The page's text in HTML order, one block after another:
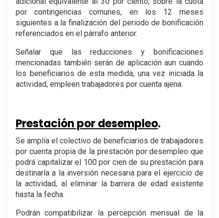
por contingencias comunes, en los 12 meses
siguientes a la finalización del periodo de bonificación
referenciados en el párrafo anterior.
Señalar que las reducciones y bonificaciones
mencionadas también serán de aplicación aun cuando
los beneficiarios de esta medida, una vez iniciada la
actividad, empleen trabajadores por cuenta ajena.
Prestación por desempleo.
Se amplía el colectivo de beneficiarios de trabajadores
por cuenta propia de la prestación por desempleo que
podrá capitalizar el 100 por cien de su prestación para
destinarla a la inversión necesaria para el ejercicio de
la actividad, al eliminar la barrera de edad existente
hasta la fecha.
Podrán compatibilizar la percepción mensual de la